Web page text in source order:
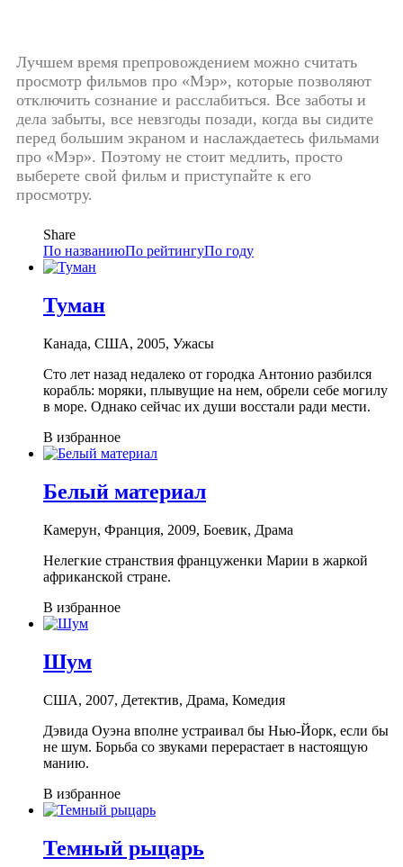
Лучшем время препровождением можно считать
просмотр фильмов про «Мэр», которые позволяют
отключить сознание и расслабиться. Все заботы и
дела забыты, все невзгоды позади, когда вы сидите
перед большим экраном и наслаждаетесь фильмами
про «Мэр». Поэтому не стоит медлить, просто
выберете свой фильм и приступайте к его
просмотру.
Share
По названиюПо рейтингуПо году
Туман
Канада, США, 2005, Ужасы
Сто лет назад недалеко от городка Антонио разбился
корабль: моряки, плывущие на нем, обрели себе могилу
в море. Однако сейчас их души восстали ради мести.
В избранное
Белый материал
Камерун, Франция, 2009, Боевик, Драма
Нелегкие странствия француженки Марии в жаркой
африканской стране.
В избранное
Шум
США, 2007, Детектив, Драма, Комедия
Дэвида Оуэна вполне устраивал бы Нью-Йорк, если бы
не шум. Борьба со звуками перерастает в настоящую
манию.
В избранное
Темный рыцарь